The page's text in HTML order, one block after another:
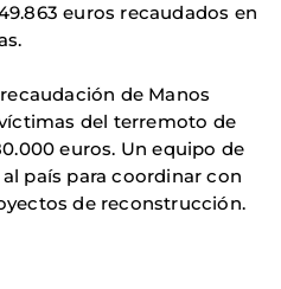
euros recaudados en
de Manos
del terremoto de
euros. Un equipo de
país para coordinar con
de reconstrucción.